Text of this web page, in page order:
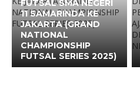
FUTSAL SMA NEGERI
11 SAMARINDA KE
JAKARTA (GRAND
NATIONAL
CHAMPIONSHIP
FUTSAL SERIES 2025)